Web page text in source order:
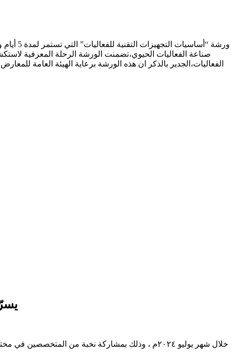
ورشة
صناعة الفعاليات الحيوي،تضمنت الورشة الرحلة المعرفية
الفعاليات،الجدير بالذكر ان هذه الورشة برعاية الهيئة العامة